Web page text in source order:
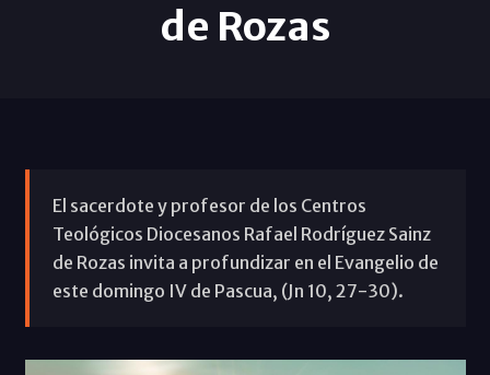
de Rozas
El sacerdote y profesor de los Centros
Teológicos Diocesanos Rafael Rodríguez Sainz
de Rozas invita a profundizar en el Evangelio de
este domingo IV de Pascua, (Jn 10, 27-30).